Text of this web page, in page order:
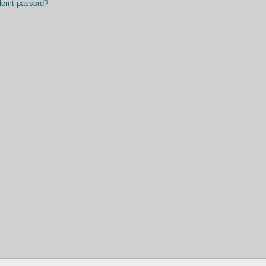
passord?